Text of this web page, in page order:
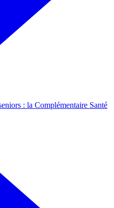
: la Complémentaire Santé